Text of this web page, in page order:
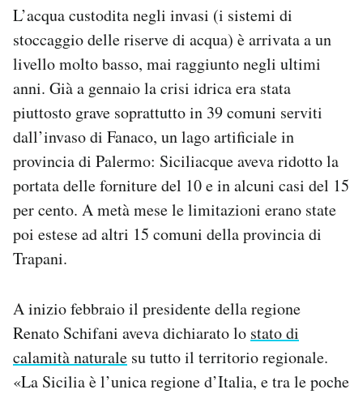
L’acqua custodita negli invasi (i sistemi di
stoccaggio delle riserve di acqua) è arrivata a un
livello molto basso, mai raggiunto negli ultimi
anni. Già a gennaio la crisi idrica era stata
piuttosto grave soprattutto in 39 comuni serviti
dall’invaso di Fanaco, un lago artificiale in
provincia di Palermo: Siciliacque aveva ridotto la
portata delle forniture del 10 e in alcuni casi del 15
per cento. A metà mese le limitazioni erano state
poi estese ad altri 15 comuni della provincia di
Trapani.
A inizio febbraio il presidente della regione
Renato Schifani aveva dichiarato lo stato di
calamità naturale su tutto il territorio regionale.
«La Sicilia è l’unica regione d’Italia, e tra le poche